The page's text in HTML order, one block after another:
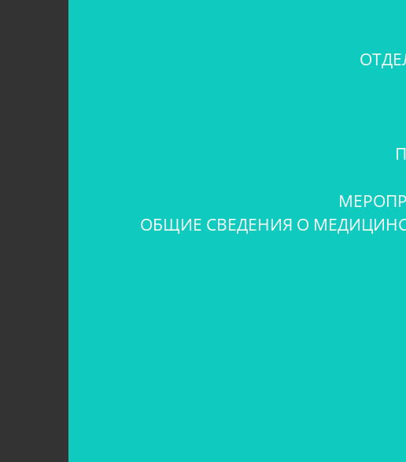
ОБЩИЕ СВЕДЕНИЯ О